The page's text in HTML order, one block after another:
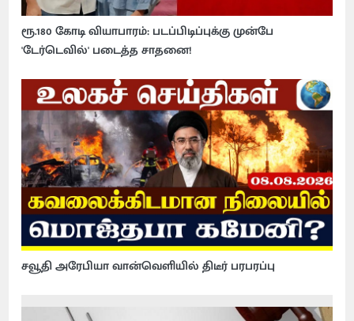
ரூ.180 கோடி வியாபாரம்: படப்பிடிப்புக்கு முன்பே
'டேர்டெவில்' படைத்த சாதனை!
சவூதி அரேபியா வான்வெளியில் திடீர் பரபரப்பு